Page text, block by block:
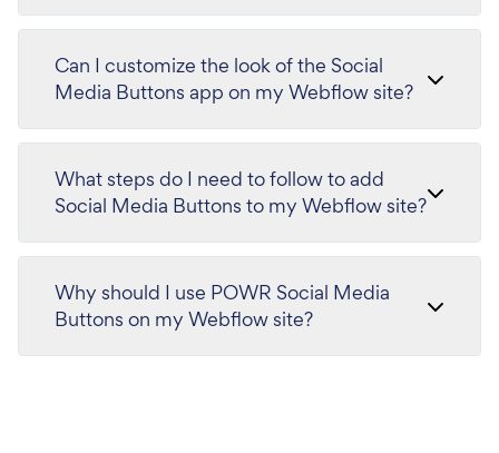
Can I customize the look of the Social
Media Buttons app on my Webflow site?
What steps do I need to follow to add
Social Media Buttons to my Webflow site?
Why should I use POWR Social Media
Buttons on my Webflow site?